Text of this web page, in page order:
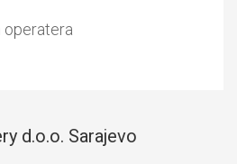
operatera
d.o.o. Sarajevo